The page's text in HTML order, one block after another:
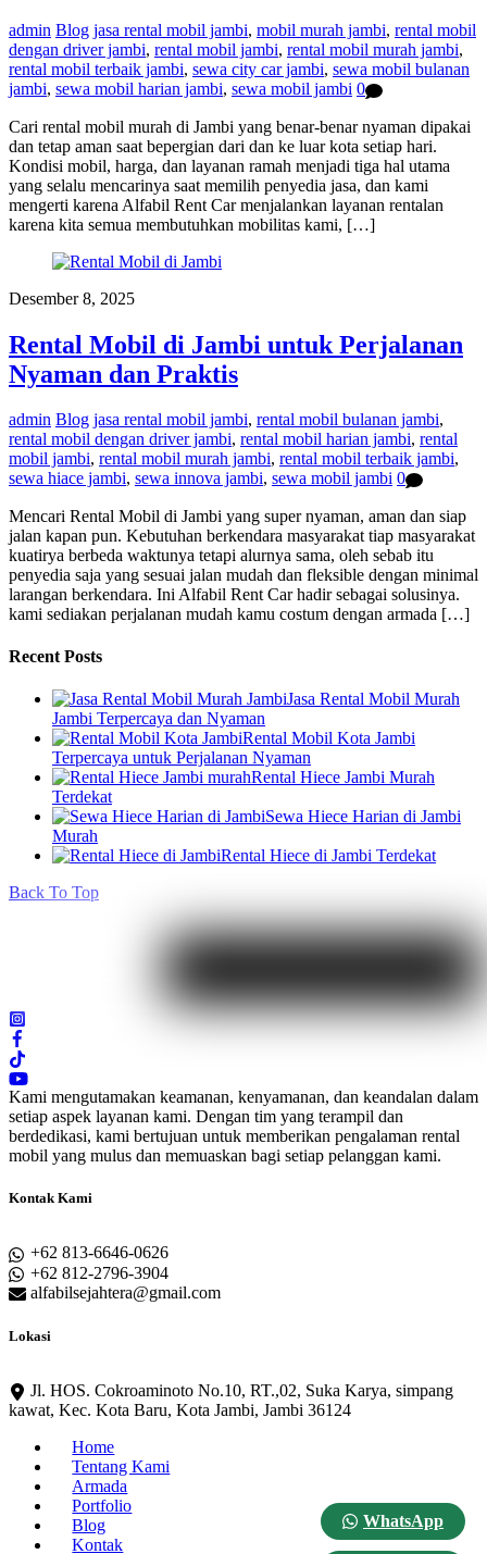
WhatsApp
admin Blog jasa rental mobil jambi, mobil murah jambi, rental mobil
dengan driver jambi, rental mobil jambi, rental mobil murah jambi,
rental mobil terbaik jambi, sewa city car jambi, sewa mobil bulanan
jambi, sewa mobil harian jambi, sewa mobil jambi 0
Cari rental mobil murah di Jambi yang benar-benar nyaman dipakai
dan tetap aman saat bepergian dari dan ke luar kota setiap hari.
Kondisi mobil, harga, dan layanan ramah menjadi tiga hal utama
yang selalu mencarinya saat memilih penyedia jasa, dan kami
mengerti karena Alfabil Rent Car menjalankan layanan rentalan
karena kita semua membutuhkan mobilitas kami, […]
Desember 8, 2025
Rental Mobil di Jambi untuk Perjalanan
Nyaman dan Praktis
admin Blog jasa rental mobil jambi, rental mobil bulanan jambi,
rental mobil dengan driver jambi, rental mobil harian jambi, rental
mobil jambi, rental mobil murah jambi, rental mobil terbaik jambi,
sewa hiace jambi, sewa innova jambi, sewa mobil jambi 0
Mencari Rental Mobil di Jambi yang super nyaman, aman dan siap
jalan kapan pun. Kebutuhan berkendara masyarakat tiap masyarakat
kuatirya berbeda waktunya tetapi alurnya sama, oleh sebab itu
penyedia saja yang sesuai jalan mudah dan fleksible dengan minimal
larangan berkendara. Ini Alfabil Rent Car hadir sebagai solusinya.
kami sediakan perjalanan mudah kamu costum dengan armada […]
Recent Posts
Jasa Rental Mobil Murah
Jambi Terpercaya dan Nyaman
Rental Mobil Kota Jambi
Terpercaya untuk Perjalanan Nyaman
Rental Hiece Jambi Murah
Terdekat
Sewa Hiece Harian di Jambi
Murah
Rental Hiece di Jambi Terdekat
Back To Top
Kami mengutamakan keamanan, kenyamanan, dan keandalan dalam
setiap aspek layanan kami. Dengan tim yang terampil dan
berdedikasi, kami bertujuan untuk memberikan pengalaman rental
mobil yang mulus dan memuaskan bagi setiap pelanggan kami.
Kontak Kami
+62 813-6646-0626
+62 812-2796-3904
alfabilsejahtera@gmail.com
Lokasi
Jl. HOS. Cokroaminoto No.10, RT.,02, Suka Karya, simpang
kawat, Kec. Kota Baru, Kota Jambi, Jambi 36124
Home
Tentang Kami
Armada
Portfolio
Blog
Kontak